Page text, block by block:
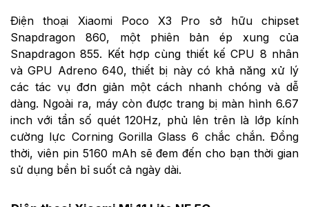
Điện thoại Xiaomi Poco X3 Pro sở hữu chipset
Snapdragon 860, một phiên bản ép xung của
Snapdragon 855. Kết hợp cùng thiết kế CPU 8 nhân
và GPU Adreno 640, thiết bị này có khả năng xử lý
các tác vụ đơn giản một cách nhanh chóng và dễ
dàng. Ngoài ra, máy còn được trang bị màn hình 6.67
inch với tần số quét 120Hz, phủ lên trên là lớp kính
cường lực Corning Gorilla Glass 6 chắc chắn. Đồng
thời, viên pin 5160 mAh sẽ đem đến cho bạn thời gian
sử dụng bền bỉ suốt cả ngày dài.